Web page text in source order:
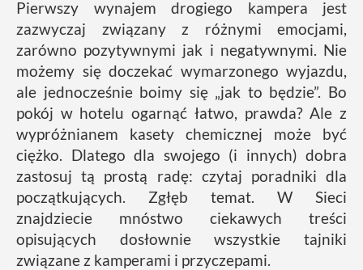
Pierwszy wynajem drogiego kampera jest
zazwyczaj związany z różnymi emocjami,
zarówno pozytywnymi jak i negatywnymi. Nie
możemy się doczekać wymarzonego wyjazdu,
ale jednocześnie boimy się „jak to będzie”. Bo
pokój w hotelu ogarnąć łatwo, prawda? Ale z
wypróżnianem kasety chemicznej może być
ciężko. Dlatego dla swojego (i innych) dobra
zastosuj tą prostą radę: czytaj poradniki dla
początkujących. Zgłęb temat. W Sieci
znajdziecie mnóstwo ciekawych treści
opisujących dosłownie wszystkie tajniki
związane z kamperami i przyczepami.